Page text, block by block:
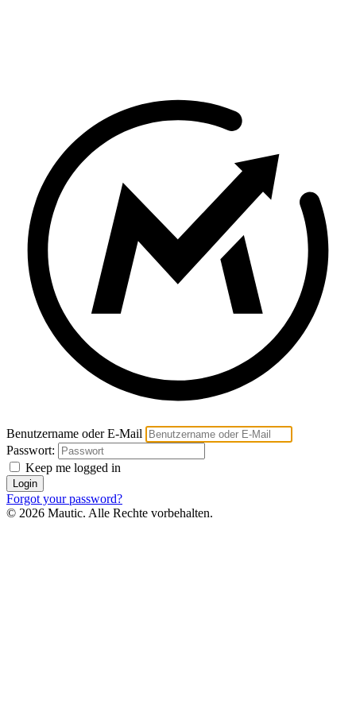
Benutzername oder E-Mail
Passwort:
Keep me logged in
Login
Forgot your password?
© 2026 Mautic. Alle Rechte vorbehalten.